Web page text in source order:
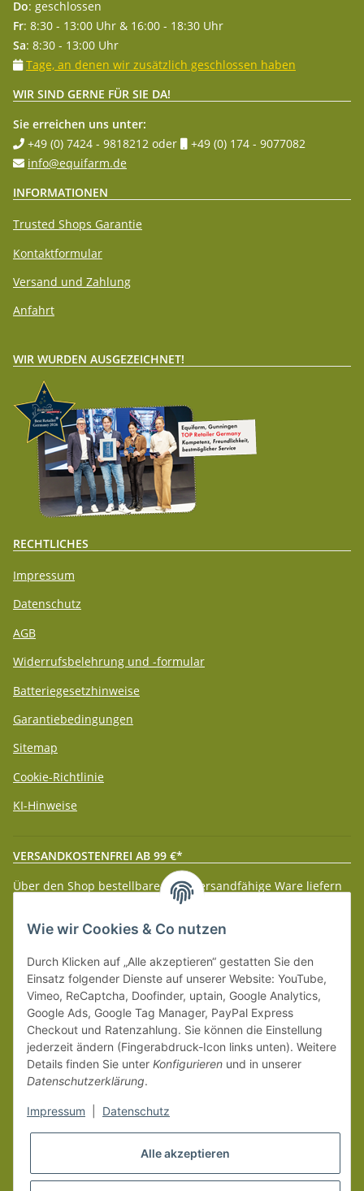
Do: geschlossen
Fr: 8:30 - 13:00 Uhr & 16:00 - 18:30 Uhr
Sa: 8:30 - 13:00 Uhr
Tage, an denen wir zusätzlich geschlossen haben
WIR SIND GERNE FÜR SIE DA!
Sie erreichen uns unter:
+49 (0) 7424 - 9818212 oder
+49 (0) 174 - 9077082
info@equifarm.de
INFORMATIONEN
Trusted Shops Garantie
Kontaktformular
Versand und Zahlung
Anfahrt
WIR WURDEN AUSGEZEICHNET!
RECHTLICHES
Impressum
Datenschutz
AGB
Widerrufsbelehrung und -formular
Batteriegesetzhinweise
Garantiebedingungen
Sitemap
Cookie-Richtlinie
KI-Hinweise
VERSANDKOSTENFREI AB 99 €*
Über den Shop bestellbare paketversandfähige Ware liefern
wir innerhalb Deutschland (Festland) ab 99 € * Warenwert
versandkostenfrei.
Weitere Versanddetails entnehmen Sie bitte unserenLiefer-
und Zahlungsbedingungen.
Wie wir Cookies & Co nutzen
Durch Klicken auf „Alle akzeptieren“ gestatten Sie den
Einsatz folgender Dienste auf unserer Website: YouTube,
Vimeo, ReCaptcha, Doofinder, uptain, Google Analytics,
Google Ads, Google Tag Manager, PayPal Express
Checkout und Ratenzahlung. Sie können die Einstellung
jederzeit ändern (Fingerabdruck-Icon links unten). Weitere
Details finden Sie unter Konfigurieren und in unserer
Datenschutzerklärung.
Impressum Datenschutz
Alle akzeptieren